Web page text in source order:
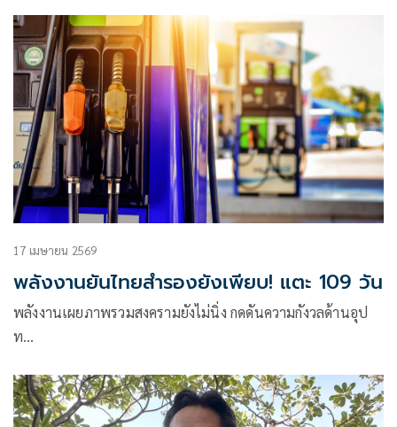
17 เมษายน 2569
พลังงานยันไทยสำรองยังเพียบ! แตะ 109 วัน
พลังงานเผยภาพรวมสงครามยังไม่นิ่ง กดดันความกังวลด้านอุป
ท…